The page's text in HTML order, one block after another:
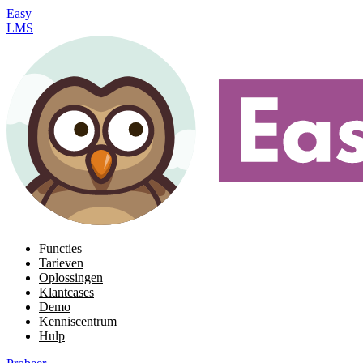
Easy
LMS
Functies
Tarieven
Oplossingen
Klantcases
Demo
Kenniscentrum
Hulp